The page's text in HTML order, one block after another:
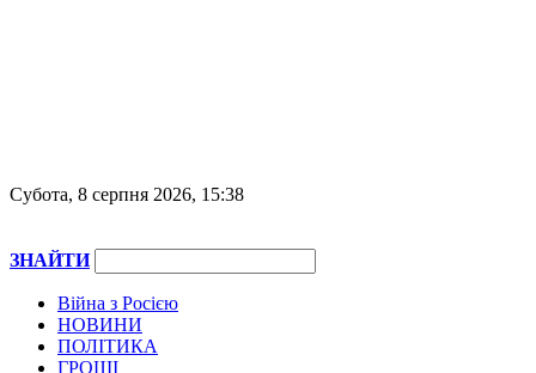
Субота, 8 серпня 2026, 15:38
ЗНАЙТИ
Війна з Росією
НОВИНИ
ПОЛІТИКА
ГРОШІ